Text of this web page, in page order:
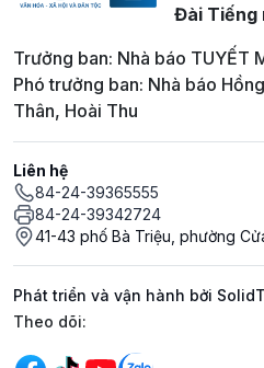
Đài Tiếng
Trưởng ban: Nhà báo TUYẾT
Phó trưởng ban: Nhà báo
Thân, Hoài Thu
Liên hệ
84-24-39365555
84-24-39342724
41-43 phố Bà Triệu, phường
Phát triển và vận hành bởi
Mạng xã hội
Theo dõi: